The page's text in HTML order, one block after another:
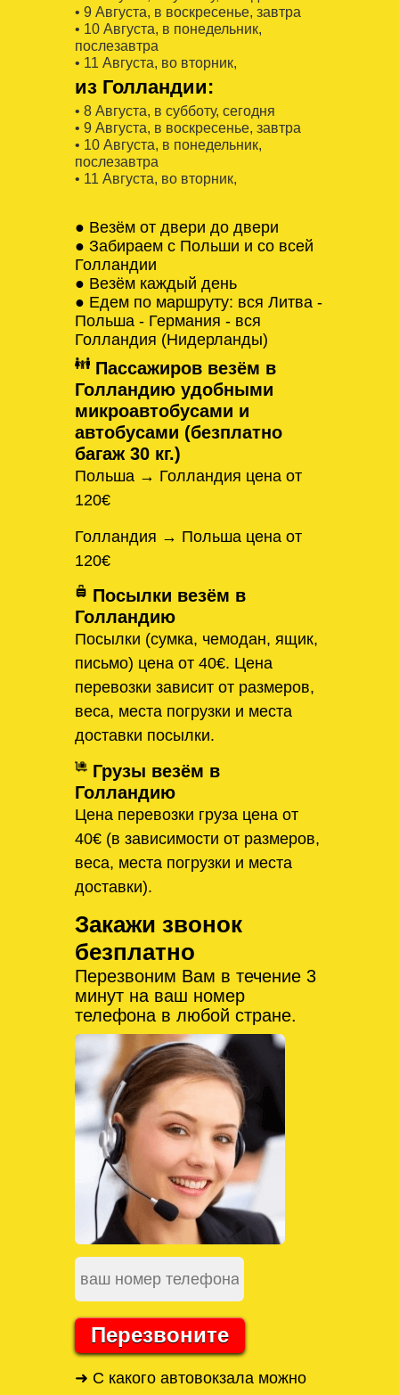
• 9 Августa, в воскресенье, завтра
• 10 Августa, в понедельник,
послезавтра
• 11 Августa, во вторник,
из Голландии:
• 8 Августa, в субботу, сегодня
• 9 Августa, в воскресенье, завтра
• 10 Августa, в понедельник,
послезавтра
• 11 Августa, во вторник,
● Везём от двери до двери
● Забираем с Польши и со всей
Голландии
● Везём каждый день
● Едем по маршруту: вся Литва -
Польша - Германия - вся
Голландия (Нидерланды)
Пассажиров везём в
Голландию удобными
микроавтобусами и
автобусами (безплатно
багаж 30 кг.)
Польша → Голландия цена от
120€
Голландия → Польша цена от
120€
Посылки везём в
Голландию
Посылки (сумка, чемодан, ящик,
письмо) цена от 40€. Цена
перевозки зависит от размеров,
веса, места погрузки и места
доставки посылки.
Грузы везём в
Голландию
Цена перевозки груза цена от
40€ (в зависимости от размеров,
веса, места погрузки и места
доставки).
Закажи звонок
безплатно
Перезвоним Вам в течение 3
минут на ваш номер
телефона в любой стране.
Перезвоните
➜ С какого автовокзала можно